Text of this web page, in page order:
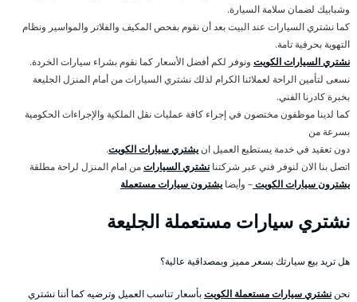
وشبابيك لضمان سلامة السيارة.
كما نشتري السيارات عند البيت بعد أن نقوم بفحص المكيف والفلاتر والمواسير ونظام
التهوية بحرفية تامة.
نشتري السيارات الكويت ونوفر لكم أفضل الأسعار كما نقوم بشراء سيارات الخردة.
نسعى لتأمين الراحة لعملائنا الكرام لذلك نشتري السيارات من أمام المنزل الجليعة
بخبرة كادرنا الفني.
كما لدينا موظفون مختصون في إجراء كافة عمليات نقل الملكية والإجراءات الحكومية
بسرعة من
دون تعقيد في خدمة يستطيع العميل ان يشتري سيارات الكويت.
اتصل بنا الان لنوفر فني عبر شركتنا نشتري السياراتمن امام المنزل لراحة مطلقة
يشترون سيارات الكويت– وأيضا يشترون سيارات مستعملة
نشتري سيارات مستعملة الجليعة
هل تريد بيع سيارتك بسعر مميز وبمصداقية عالية؟
نحننشتري سيارات مستعملة الكويتبأسعار تناسب العميل وترضيه كما أننا نشتري